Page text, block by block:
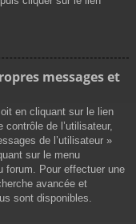
messages et
en cliquant sur le lien
de l’utilisateur,
de l’utilisateur »
sur le menu
forum. Pour effectuer une
avancée et
sont disponibles.